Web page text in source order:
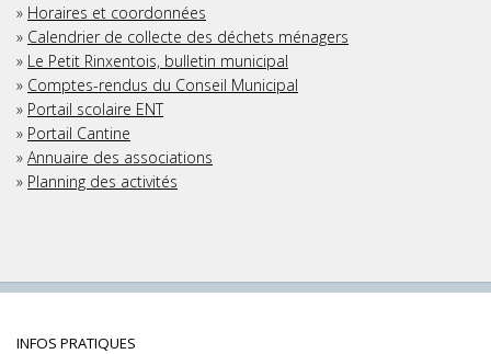
» Horaires et coordonnées
» Calendrier de collecte des déchets ménagers
» Le Petit Rinxentois, bulletin municipal
» Comptes-rendus du Conseil Municipal
» Portail scolaire ENT
» Portail Cantine
» Annuaire des associations
» Planning des activités
INFOS PRATIQUES